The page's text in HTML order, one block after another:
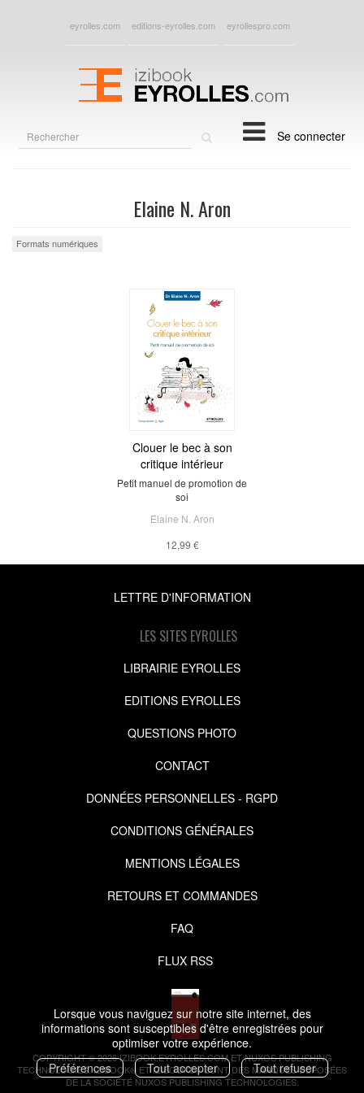
Lorsque vous naviguez sur notre site internet, des
informations sont susceptibles d'être enregistrées pour
optimiser votre expérience.
Préférences
Tout accepter Tout refuser
eyrolles.com editions-eyrolles.com eyrollespro.com
Se connecter
Elaine N. Aron
Formats numériques
Clouer le bec à son
critique intérieur
Petit manuel de promotion de
soi
Elaine N. Aron
12,99 €
LETTRE D'INFORMATION
LES SITES EYROLLES
LIBRAIRIE EYROLLES
EDITIONS EYROLLES
QUESTIONS PHOTO
CONTACT
DONNÉES PERSONNELLES - RGPD
CONDITIONS GÉNÉRALES
MENTIONS LÉGALES
RETOURS ET COMMANDES
FAQ
FLUX RSS
COPYRIGHT © 2026 IZIBOOK.EYROLLES.COM ET NUXOS PUBLISHING
TECHNOLOGIES.IZIBOOK® ETIZIBOOKS®SONT DES MARQUES DÉPOSÉES
DE LA SOCIÉTÉ NUXOS PUBLISHING TECHNOLOGIES.